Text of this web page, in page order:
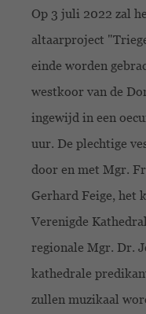
Op 3 juli 2022 zal
altaarproject
einde worden
westkoor van de
ingewijd in een
uur. De plechtige
door en met Mgr.
Gerhard Feige, het
Verenigde
regionale Mgr. Dr.
kathedrale
zullen muzikaal